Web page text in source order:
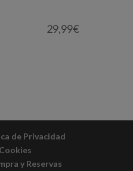
29,99€
de Privacidad
y Reservas